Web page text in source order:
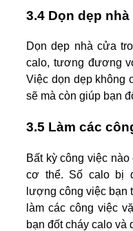
3.4 Dọn dẹp
Dọn dẹp nhà cửa
calo, tương đương
Việc dọn dẹp không
sẽ mà còn giúp bạn
3.5 Làm các
Bất kỳ công việc
cơ thể. Số calo bị
lượng công việc bạn
làm các công việc
bạn đốt cháy calo và